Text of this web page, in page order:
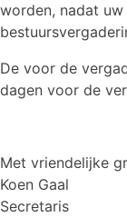
worden, nadat
De voor de
dagen voor de
Met vriendelijke
Koen Gaal
Secretaris